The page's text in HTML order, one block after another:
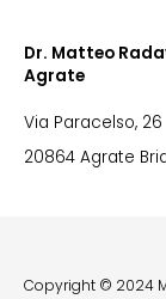
Dr. Matteo
Agrate
Via Paracelso, 26
20864 Agrate
Copyright © 2024